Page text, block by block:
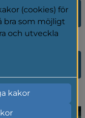
(cookies) för
bra som möjligt
och utveckla
kakor